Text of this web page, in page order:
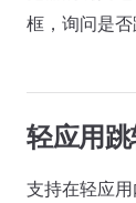
框，询问是否
轻应用
支持在轻应用